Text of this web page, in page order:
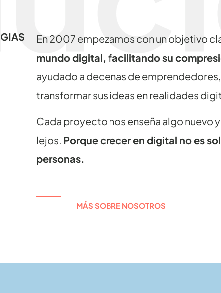
En 2007 empezamos con un objetivo
mundo digital, facilitando su
ayudado a decenas de
transformar sus ideas en realidades
Cada proyecto nos enseña algo nuevo
lejos. Porque crecer en digital no es
personas.
MÁS SOBRE NOSOTROS